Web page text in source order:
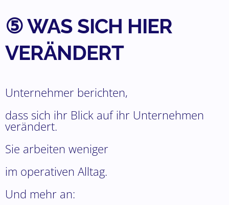
⑤ WAS SICH HIER
VERÄNDERT
Unternehmer berichten,
dass sich ihr Blick auf ihr Unternehmen
verändert.
Sie arbeiten weniger
im operativen Alltag.
Und mehr an: